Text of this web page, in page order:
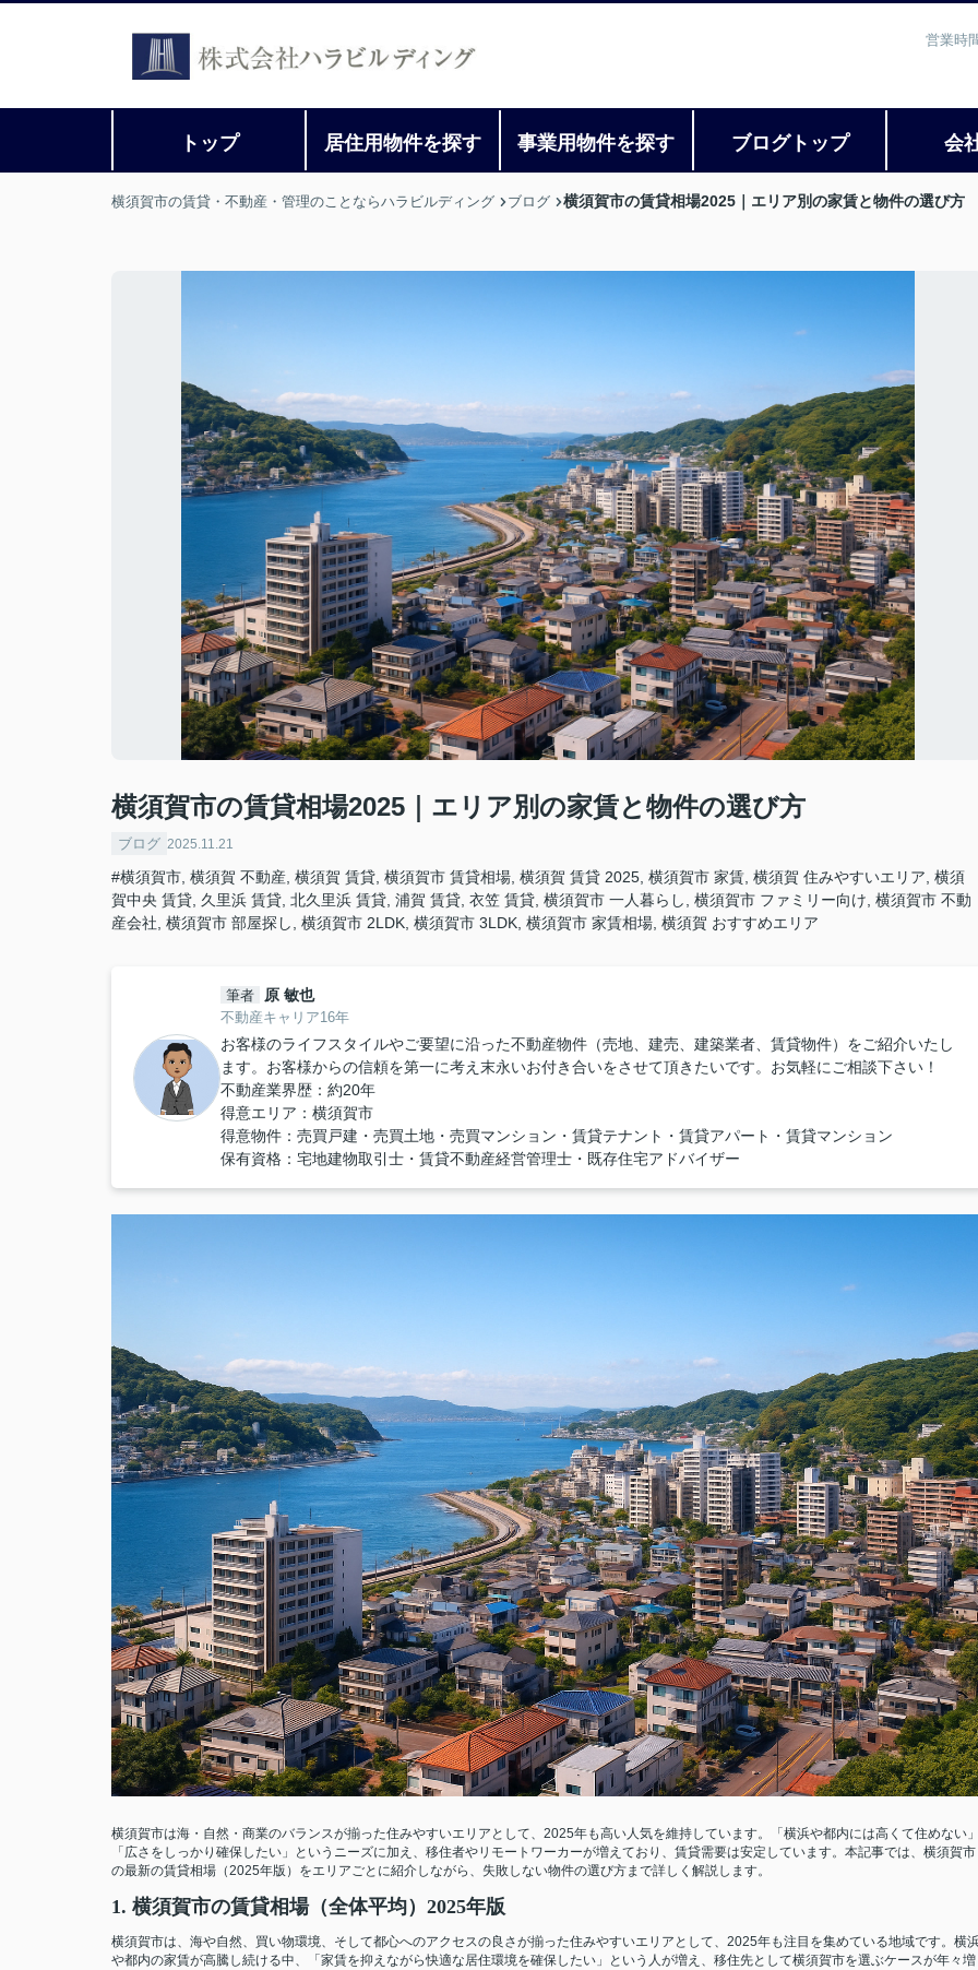
営業時
トップ 居住用物件を探す 事業用物件を探す ブログトップ 会
横須賀市の賃貸・不動産・管理のことならハラビルディング ブログ 横須賀市の賃貸相場2025｜エリア別の家賃と物件の選び方
横須賀市の賃貸相場2025｜エリア別の家賃と物件の選び方
ブログ 2025.11.21
#横須賀市, 横須賀 不動産, 横須賀 賃貸, 横須賀市 賃貸相場, 横須賀 賃貸 2025, 横須賀市 家賃, 横須賀 住みやすいエリア, 横須
賀中央 賃貸, 久里浜 賃貸, 北久里浜 賃貸, 浦賀 賃貸, 衣笠 賃貸, 横須賀市 一人暮らし, 横須賀市 ファミリー向け, 横須賀市 不動
産会社, 横須賀市 部屋探し, 横須賀市 2LDK, 横須賀市 3LDK, 横須賀市 家賃相場, 横須賀 おすすめエリア
筆者 原 敏也
不動産キャリア16年
お客様のライフスタイルやご要望に沿った不動産物件（売地、建売、建築業者、賃貸物件）をご紹介いたし
ます。お客様からの信頼を第一に考え末永いお付き合いをさせて頂きたいです。お気軽にご相談下さい！
不動産業界歴：約20年
得意エリア：横須賀市
得意物件：売買戸建・売買土地・売買マンション・賃貸テナント・賃貸アパート・賃貸マンション
保有資格：宅地建物取引士・賃貸不動産経営管理士・既存住宅アドバイザー
横須賀市は海・自然・商業のバランスが揃った住みやすいエリアとして、2025年も高い人気を維持しています。「横浜や都内には高くて住めない
「広さをしっかり確保したい」というニーズに加え、移住者やリモートワーカーが増えており、賃貸需要は安定しています。本記事では、横須賀市
の最新の賃貸相場（2025年版）をエリアごとに紹介しながら、失敗しない物件の選び方まで詳しく解説します。
1. 横須賀市の賃貸相場（全体平均）2025年版
横須賀市は、海や自然、買い物環境、そして都心へのアクセスの良さが揃った住みやすいエリアとして、2025年も注目を集めている地域です。横
や都内の家賃が高騰し続ける中、「家賃を抑えながら快適な居住環境を確保したい」という人が増え、移住先として横須賀市を選ぶケースが年々増